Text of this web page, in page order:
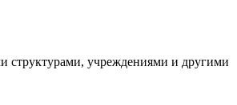
структурами, учреждениями и другими